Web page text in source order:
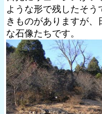
ような形で残したそう
きものがありますが、
な石像たちです。